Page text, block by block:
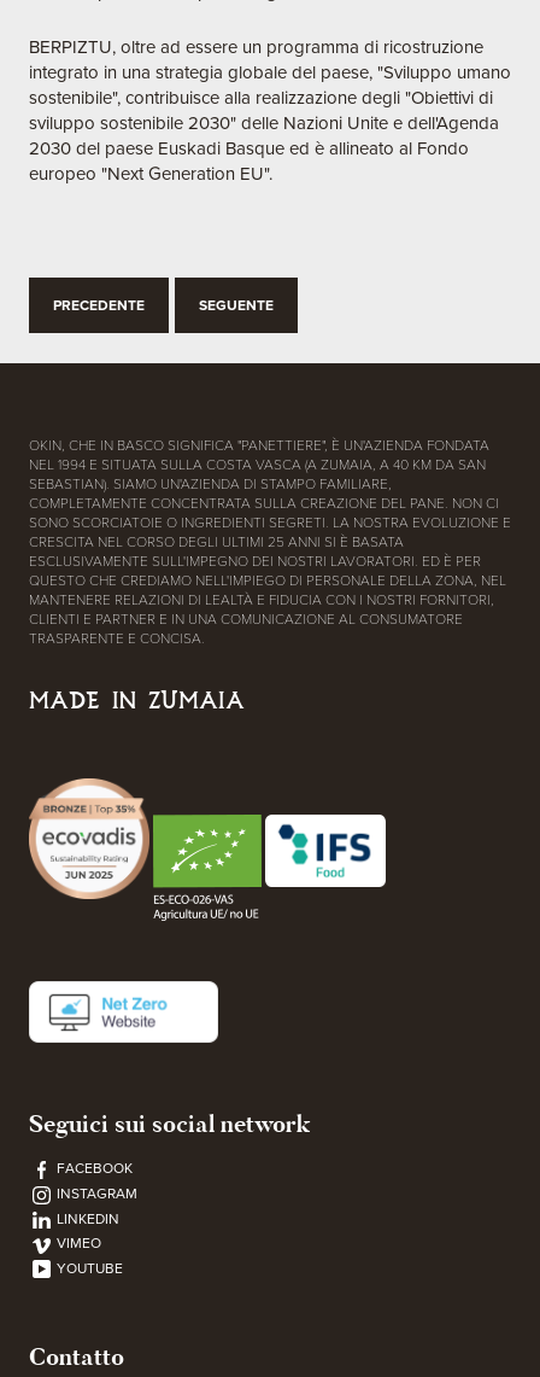
BERPIZTU, oltre ad essere un programma di ricostruzione
integrato in una strategia globale del paese, "Sviluppo umano
sostenibile", contribuisce alla realizzazione degli "Obiettivi di
sviluppo sostenibile 2030" delle Nazioni Unite e dell'Agenda
2030 del paese Euskadi Basque ed è allineato al Fondo
europeo "Next Generation EU".
PRECEDENTE SEGUENTE
OKIN, CHE IN BASCO SIGNIFICA "PANETTIERE", È UN'AZIENDA FONDATA
NEL 1994 E SITUATA SULLA COSTA VASCA (A ZUMAIA, A 40 KM DA SAN
SEBASTIAN). SIAMO UN'AZIENDA DI STAMPO FAMILIARE,
COMPLETAMENTE CONCENTRATA SULLA CREAZIONE DEL PANE. NON CI
SONO SCORCIATOIE O INGREDIENTI SEGRETI. LA NOSTRA EVOLUZIONE E
CRESCITA NEL CORSO DEGLI ULTIMI 25 ANNI SI È BASATA
ESCLUSIVAMENTE SULL'IMPEGNO DEI NOSTRI LAVORATORI. ED È PER
QUESTO CHE CREDIAMO NELL'IMPIEGO DI PERSONALE DELLA ZONA, NEL
MANTENERE RELAZIONI DI LEALTÀ E FIDUCIA CON I NOSTRI FORNITORI,
CLIENTI E PARTNER E IN UNA COMUNICAZIONE AL CONSUMATORE
TRASPARENTE E CONCISA.
MADE IN ZUMAIA
Seguici sui social network
FACEBOOK
INSTAGRAM
LINKEDIN
VIMEO
YOUTUBE
Contatto